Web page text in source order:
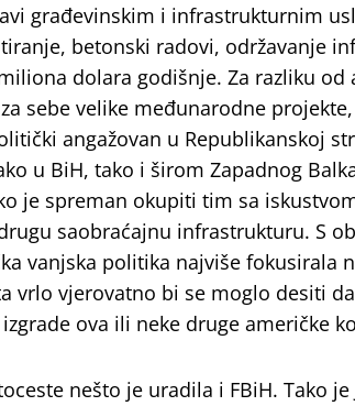
građevinskim i infrastrukturnim
betonski radovi, održavanje
dolara godišnje. Za razliku od
sebe velike međunarodne
angažovan u Republikanskoj
u BiH, tako i širom Zapadnog
je spreman okupiti tim sa
saobraćajnu infrastrukturu. S
vanjska politika najviše fokusirala
vrlo vjerovatno bi se moglo desiti
ova ili neke druge američke
nešto je uradila i FBiH. Tako je